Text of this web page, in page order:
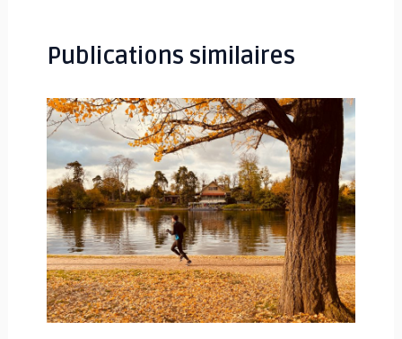
Publications similaires